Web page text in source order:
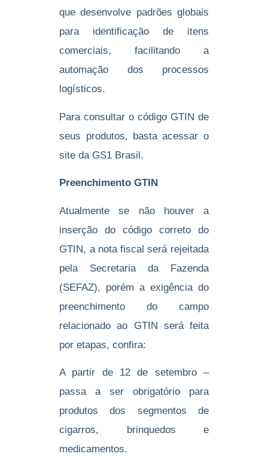
que desenvolve padrões globais
para identificação de itens
comerciais, facilitando a
automação dos processos
logísticos.
Para consultar o código GTIN de
seus produtos, basta acessar o
site da GS1 Brasil.
Preenchimento GTIN
Atualmente se não houver a
inserção do código correto do
GTIN, a nota fiscal será rejeitada
pela Secretaria da Fazenda
(SEFAZ), porém a exigência do
preenchimento do campo
relacionado ao GTIN será feita
por etapas, confira:
A partir de 12 de setembro –
passa a ser obrigatório para
produtos dos segmentos de
cigarros, brinquedos e
medicamentos.